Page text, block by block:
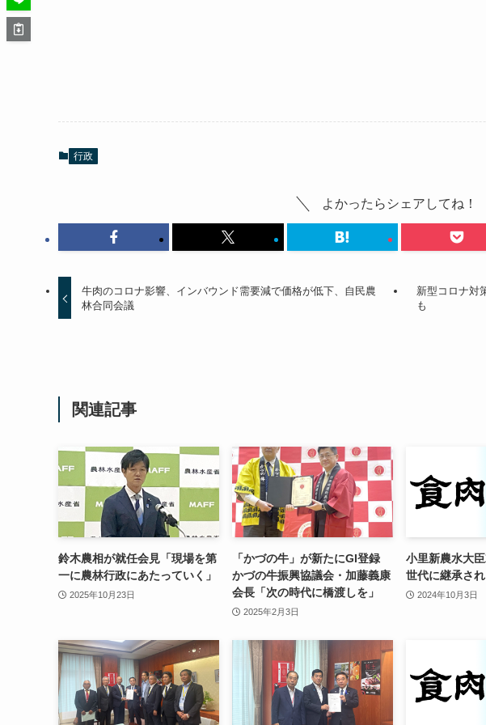
行政
よかったらシェアしてね！
牛肉のコロナ影響、インバウンド需要減で価格が低下、自民農
林合同会議
新型コロナ対
も
関連記事
鈴木農相が就任会見「現場を第
一に農林行政にあたっていく」
2025年10月23日
「かづの牛」が新たにGI登録
かづの牛振興協議会・加藤義康
会長「次の時代に橋渡しを」
2025年2月3日
小里新農水大
世代に継承さ
2024年10月3日